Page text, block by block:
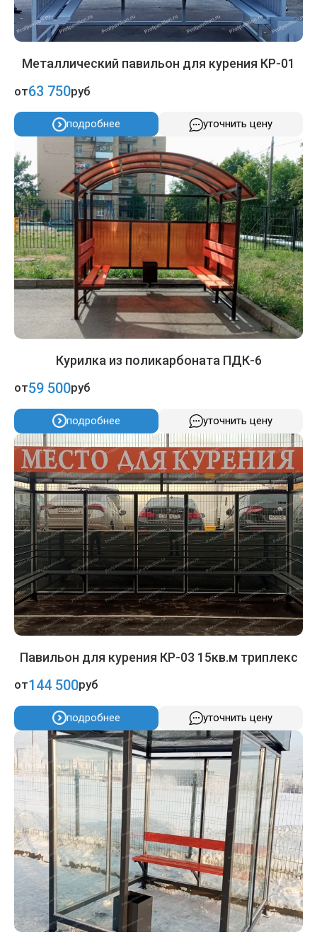
Металлический павильон для курения КР-01
от63 750руб
подробнее уточнить цену
Курилка из поликарбоната ПДК-6
от59 500руб
подробнее уточнить цену
Павильон для курения КР-03 15кв.м триплекс
от144 500руб
подробнее уточнить цену